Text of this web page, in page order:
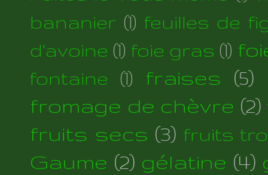
bananier (1) feuilles de
d'avoine (1) foie gras (1)
fontaine (1) fraises (5)
fromage de chèvre (2)
fruits secs (3) fruits
Gaume (2) gélatine (4)